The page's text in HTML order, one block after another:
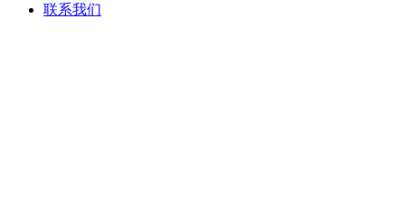
联系我们